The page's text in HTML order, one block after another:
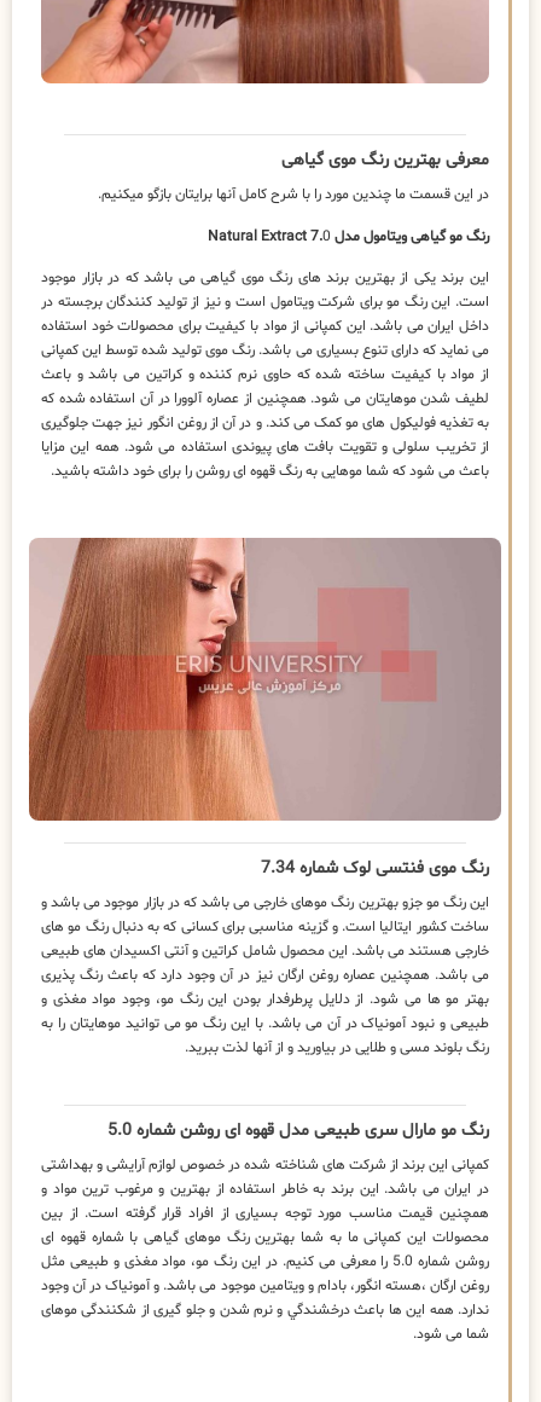
معرفی بهترین رنگ موی گیاهی
در این قسمت ما چندین مورد را با شرح کامل آنها برایتان بازگو میکنیم.
رنگ مو گیاهی ویتامول مدل Natural Extract 7.0
این برند یکی از بهترین برند های رنگ موی گیاهی می باشد که در بازار موجود
است. این رنگ مو برای شرکت ویتامول است و نیز از تولید کنندگان برجسته در
داخل ایران می باشد. این کمپانی از مواد با کیفیت برای محصولات خود استفاده
می نماید که دارای تنوع بسیاری می باشد. رنگ موی تولید شده توسط این کمپانی
از مواد با کیفیت ساخته شده که حاوی نرم کننده و کراتین می باشد و باعث
لطیف شدن موهایتان می شود. همچنین از عصاره آلوورا در آن استفاده شده که
به تغذیه فولیکول های مو کمک می‌ کند. و در آن از روغن انگور نیز جهت جلوگیری
از تخریب سلولی و تقویت بافت های پیوندی استفاده می شود. همه این مزایا
باعث می شود که شما موهایی به رنگ قهوه ای روشن را برای خود داشته باشید.
رنگ موی فنتسی لوک شماره 7.34
این رنگ مو جزو بهترین رنگ موهای خارجی می باشد که در بازار موجود می باشد و
ساخت کشور ایتالیا است. و گزینه مناسبی برای کسانی که به دنبال رنگ مو های
خارجی هستند می باشد. این محصول شامل کراتین و آنتی اکسیدان های طبیعی
می باشد. همچنین عصاره روغن ارگان نیز در آن وجود دارد که باعث رنگ پذیری
بهتر مو ها می شود. از دلایل پرطرفدار بودن این رنگ مو، وجود مواد مغذی و
طبیعی و نبود آمونیاک در آن می باشد. با این رنگ مو می توانید موهایتان را به
رنگ بلوند مسی و طلایی در بیاورید و از آنها لذت ببرید.
رنگ مو مارال سری طبیعی مدل قهوه ای روشن شماره 5.0
کمپانی این برند از شرکت های شناخته شده در خصوص لوازم آرایشی و بهداشتی
در ایران می باشد. این برند به خاطر استفاده از بهترین و مرغوب ترین مواد و
همچنین قیمت مناسب مورد توجه بسیاری از افراد قرار گرفته است. از بین
محصولات این کمپانی ما به شما بهترین رنگ موهای گیاهی با شماره قهوه ای
روشن شماره 5.0 را معرفی می کنیم. در این رنگ مو، مواد مغذی و طبیعی مثل
روغن ارگان ،هسته انگور، بادام و ویتامین موجود می باشد. و آمونیاک در آن وجود
ندارد. همه این ها باعث درخشندگي و نرم شدن و جلو گیری از شکنندگی موهای
شما می شود.